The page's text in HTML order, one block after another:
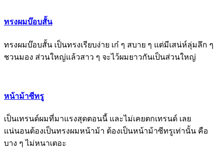
ทรงผมบ๊อบสั้น
ทรงผมบ๊อบสั้น เป็นทรงเรียบง่าย เก๋ ๆ สบาย ๆ แต่มีเสน่ห์ลุ่มลึก ๆ
ชวนมอง ส่วนใหญ่แล้วสาว ๆ จะไว้ผมยาวกันเป็นส่วนใหญ่
หน้าม้าซีทรู
เป็นเทรนด์ผมที่มาแรงสุดตอนนี้ และไม่เคยตกเทรนด์ เลย
แน่นอนต้องเป็นทรงผมหน้าม้า ต้องเป็นหน้าม้าซีทรูเท่านั้น คือ
บาง ๆ ไม่หนาเตอะ